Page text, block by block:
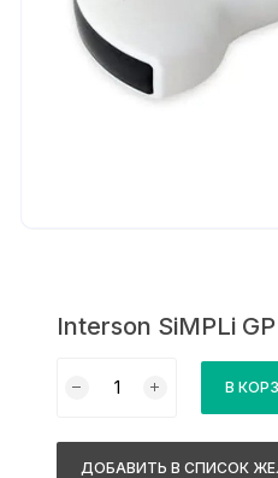
Interson SiMPLi GP
товара
В
ДОБАВИТЬ В СПИСОК